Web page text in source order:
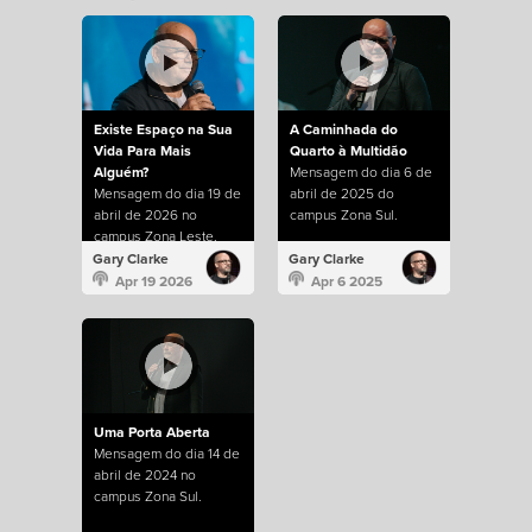
Existe Espaço na Sua
Vida Para Mais
Alguém?
Mensagem do dia 19 de
abril de 2026 no
campus Zona Leste.
Gary Clarke
Apr 19 2026
A Caminhada do
Quarto à Multidão
Mensagem do dia 6 de
abril de 2025 do
campus Zona Sul.
Gary Clarke
Apr 6 2025
Uma Porta Aberta
Mensagem do dia 14 de
abril de 2024 no
campus Zona Sul.